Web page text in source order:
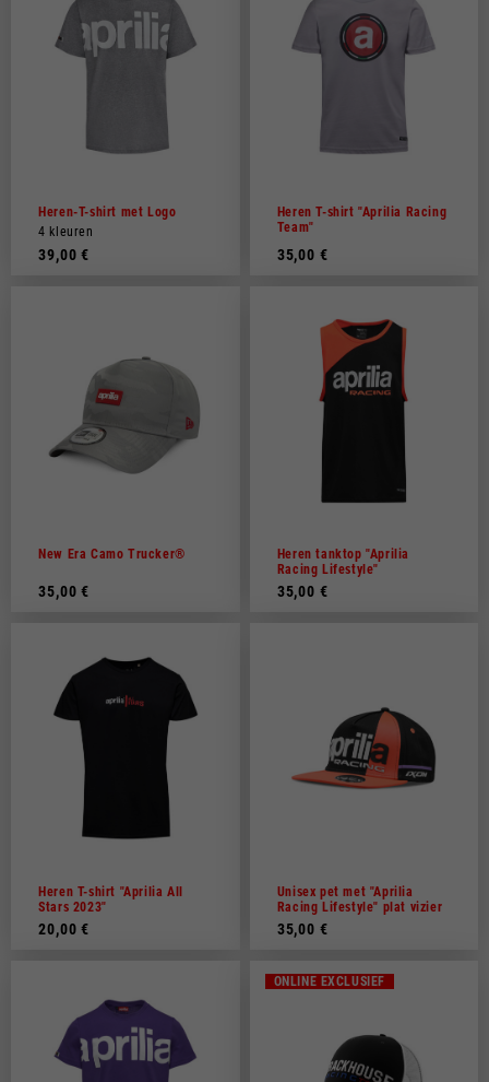
Heren-T-shirt met Logo
4 kleuren
39,00 €
Heren T-shirt "Aprilia Racing
Team"
35,00 €
New Era Camo Trucker®
35,00 €
Heren tanktop "Aprilia
Racing Lifestyle"
35,00 €
Heren T-shirt "Aprilia All
Stars 2023"
20,00 €
Unisex pet met "Aprilia
Racing Lifestyle" plat vizier
35,00 €
ONLINE EXCLUSIEF